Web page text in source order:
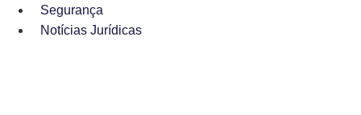
Segurança
Notícias Jurídicas